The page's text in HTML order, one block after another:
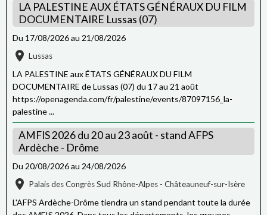
LA PALESTINE AUX ÉTATS GÉNÉRAUX DU FILM
DOCUMENTAIRE Lussas (07)
Du 17/08/2026au 21/08/2026
Lussas
LA PALESTINE aux ÉTATS GÉNÉRAUX DU FILM
DOCUMENTAIRE de Lussas (07) du 17 au 21 août
https://openagenda.com/fr/palestine/events/87097156_la-
palestine ...
AMFIS 2026 du 20 au 23 août - stand AFPS
Ardèche - Drôme
Du 20/08/2026au 24/08/2026
Palais des Congrès Sud Rhône-Alpes - Châteauneuf-sur-Isère
L'AFPS Ardèche-Drôme tiendra un stand pendant toute la durée